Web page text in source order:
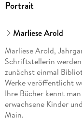
Portrait
Marliese Arold
Marliese Arold,
Schriftstellerin
zunächst einmal
Werke veröffentlicht
Ihre Bücher kennt
erwachsene Kinder
Main.